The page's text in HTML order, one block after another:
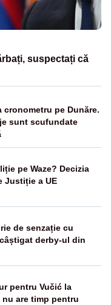
suspectați că
cronometru pe Dunăre.
sunt scufundate
pe Waze? Decizia
Justiție a UE
de senzație cu
derby-ul din
pentru Vučić la
nu are timp pentru